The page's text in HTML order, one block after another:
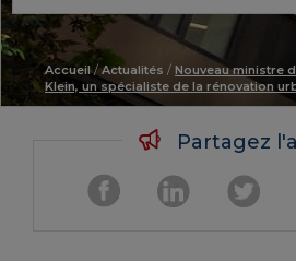
Accueil/Actualités / Nouveau ministre
Klein, un spécialiste de la rénovation
Partagez